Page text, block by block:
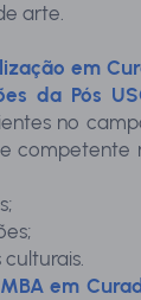
arte.
em
da Pós
no
MBA em